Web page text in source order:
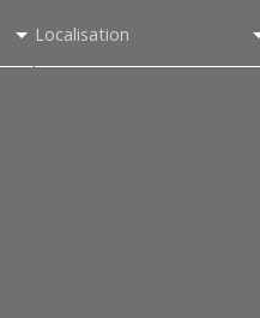
Localisation